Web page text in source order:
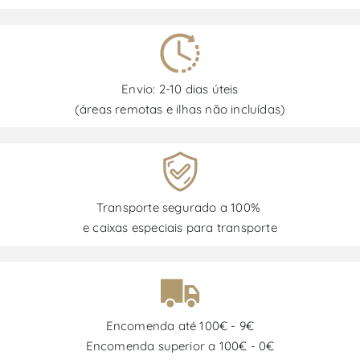
Envio: 2-10 dias úteis
(áreas remotas e ilhas não incluídas)
Transporte segurado a 100%
e caixas especiais para transporte
Encomenda até 100€ - 9€
Encomenda superior a 100€ - 0€